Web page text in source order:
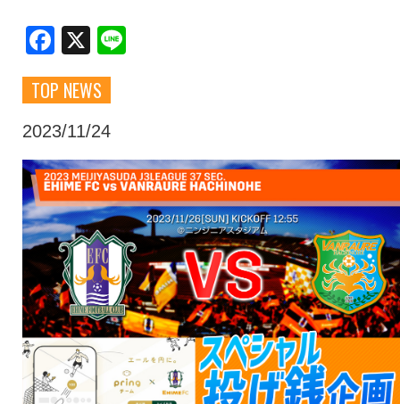
ファンクラブ
トップチーム アカデミー
スポンサー グッズ
特設ページ
Facebook
X
TOP NEWS
2023/11/24